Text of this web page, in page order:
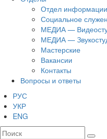
Отдел информации
Социальное
МЕДИА —
МЕДИА —
Мастерские
Вакансии
Контакты
Вопросы и ответы
РУС
УКР
ENG